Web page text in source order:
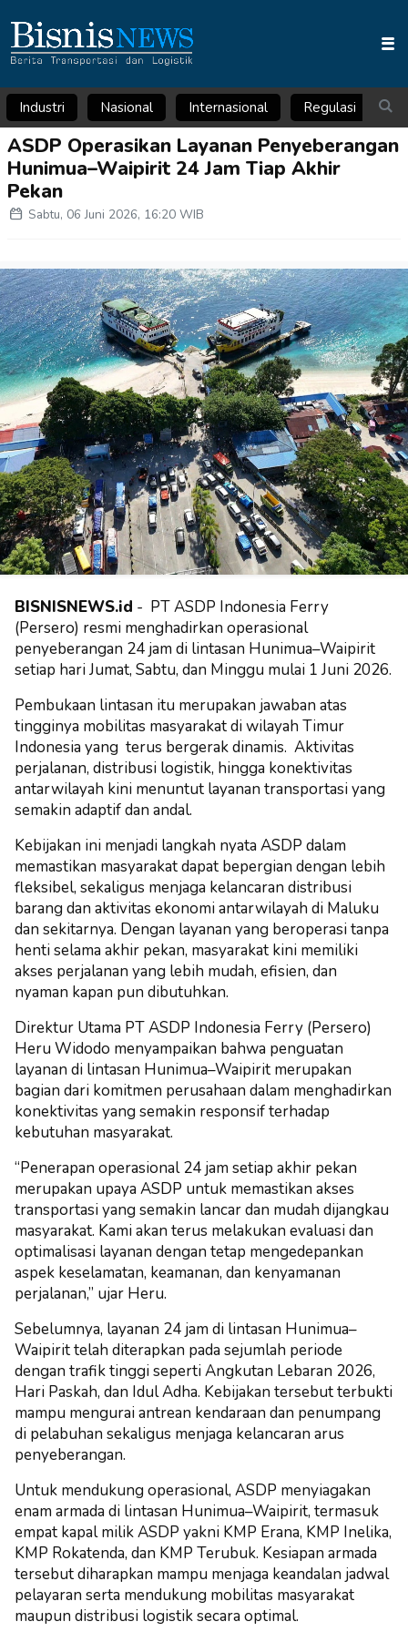
Industri Nasional Internasional Regulasi
ASDP Operasikan Layanan Penyeberangan
Hunimua–Waipirit 24 Jam Tiap Akhir
Pekan
Sabtu, 06 Juni 2026, 16:20 WIB
BISNISNEWS.id - PT ASDP Indonesia Ferry
(Persero) resmi menghadirkan operasional
penyeberangan 24 jam di lintasan Hunimua–Waipirit
setiap hari Jumat, Sabtu, dan Minggu mulai 1 Juni 2026.
Pembukaan lintasan itu merupakan jawaban atas
tingginya mobilitas masyarakat di wilayah Timur
Indonesia yang terus bergerak dinamis. Aktivitas
perjalanan, distribusi logistik, hingga konektivitas
antarwilayah kini menuntut layanan transportasi yang
semakin adaptif dan andal.
Kebijakan ini menjadi langkah nyata ASDP dalam
memastikan masyarakat dapat bepergian dengan lebih
fleksibel, sekaligus menjaga kelancaran distribusi
barang dan aktivitas ekonomi antarwilayah di Maluku
dan sekitarnya. Dengan layanan yang beroperasi tanpa
henti selama akhir pekan, masyarakat kini memiliki
akses perjalanan yang lebih mudah, efisien, dan
nyaman kapan pun dibutuhkan.
Direktur Utama PT ASDP Indonesia Ferry (Persero)
Heru Widodo menyampaikan bahwa penguatan
layanan di lintasan Hunimua–Waipirit merupakan
bagian dari komitmen perusahaan dalam menghadirkan
konektivitas yang semakin responsif terhadap
kebutuhan masyarakat.
“Penerapan operasional 24 jam setiap akhir pekan
merupakan upaya ASDP untuk memastikan akses
transportasi yang semakin lancar dan mudah dijangkau
masyarakat. Kami akan terus melakukan evaluasi dan
optimalisasi layanan dengan tetap mengedepankan
aspek keselamatan, keamanan, dan kenyamanan
perjalanan,” ujar Heru.
Sebelumnya, layanan 24 jam di lintasan Hunimua–
Waipirit telah diterapkan pada sejumlah periode
dengan trafik tinggi seperti Angkutan Lebaran 2026,
Hari Paskah, dan Idul Adha. Kebijakan tersebut terbukti
mampu mengurai antrean kendaraan dan penumpang
di pelabuhan sekaligus menjaga kelancaran arus
penyeberangan.
Untuk mendukung operasional, ASDP menyiagakan
enam armada di lintasan Hunimua–Waipirit, termasuk
empat kapal milik ASDP yakni KMP Erana, KMP Inelika,
KMP Rokatenda, dan KMP Terubuk. Kesiapan armada
tersebut diharapkan mampu menjaga keandalan jadwal
pelayaran serta mendukung mobilitas masyarakat
maupun distribusi logistik secara optimal.